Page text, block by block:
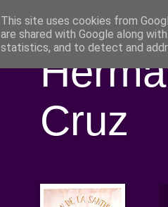
Cruz
This site uses cookies from
are shared with Google along
statistics, and to detect and